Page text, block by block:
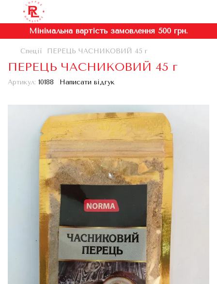
Мінімальна вартість замовлення 500 грн.
Спеції ПЕРЕЦЬ ЧАСНИКОВИЙ 45 г
ПЕРЕЦЬ ЧАСНИКОВИЙ 45 г
Артикул: 10188 Написати відгук